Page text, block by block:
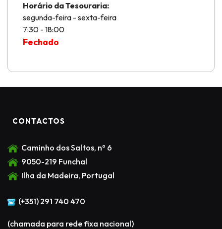
Horário da Tesouraria:
segunda-feira - sexta-feira
7:30 - 18:00
Fechado
CONTACTOS
Caminho dos Saltos, nº 6
9050-219 Funchal
Ilha da Madeira, Portugal
(+351) 291 740 470
(chamada para rede fixa nacional)